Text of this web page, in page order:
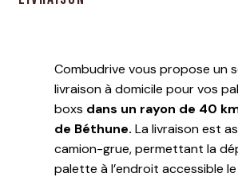
Combudrive vous propose un
livraison à domicile pour vos
boxs dans un rayon de 40
de Béthune. La livraison est
camion-grue, permettant la
palette à l’endroit accessible